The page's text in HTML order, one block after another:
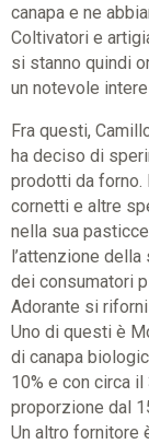
canapa e ne
Coltivatori e
si stanno quindi
un notevole
Fra questi,
ha deciso di
prodotti da forno.
cornetti e altre
nella sua
l’attenzione
dei consumatori
Adorante si
Uno di questi è
di canapa
10% e con circa
proporzione dal
Un altro fornitore